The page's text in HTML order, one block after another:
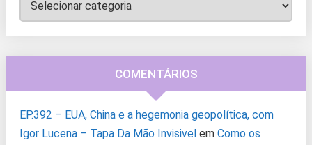
COMENTÁRIOS
EP.392 – EUA, China e a hegemonia geopolítica, com
Igor Lucena – Tapa Da Mão Invisivel em Como os